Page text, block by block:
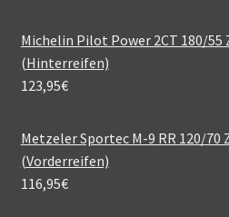
Michelin Pilot Power 2CT 180/55
(Hinterreifen)
123,95€
Metzeler Sportec M-9 RR 120/70
(Vorderreifen)
116,95€